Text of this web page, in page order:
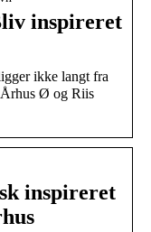
inspireret
ikke langt fra
Århus Ø og Riis
inspireret